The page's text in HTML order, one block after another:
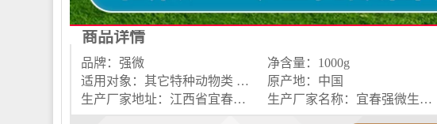
商品详情
品牌：强微 净含量：1000g
适用对象：其它特种动物类 牛羊反刍动物类 猪 鱼虾水产类 鸡
原产地：中国
生产厂家地址：江西省宜春市袁州区西村镇国桥工业开发区
生产厂家名称：宜春强微生物科技有限公司